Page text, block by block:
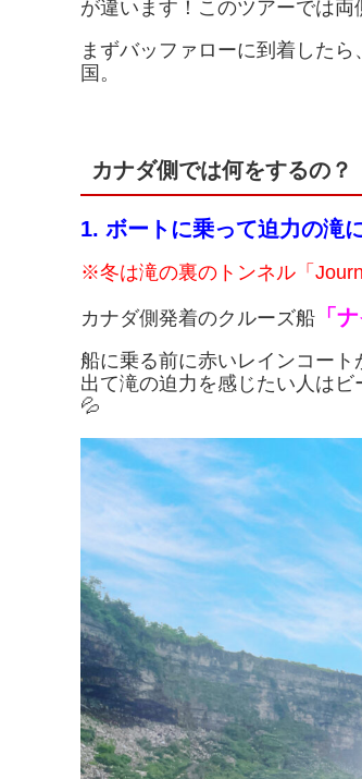
が違います！このツアーでは両
まずバッファローに到着した
国。
カナダ側では何をするの？
1. ボートに乗って迫力の滝
※冬は滝の裏のトンネル「
カナダ側発着のクルーズ船 「
船に乗る前に赤いレインコー
出て滝の迫力を感じたい人は
💦